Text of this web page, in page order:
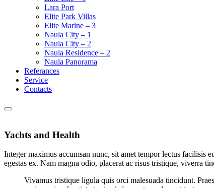
Lara Port
Elite Park Villas
Elite Marine – 3
Naula City – 1
Naula City – 2
Naula Residence – 2
Naula Panorama
Referances
Service
Contacts
Yachts and Health
Integer maximus accumsan nunc, sit amet tempor lectus
egestas ex. Nam magna odio, placerat ac risus tristique, viverra
Vivamus tristique ligula quis orci malesuada tincidunt.